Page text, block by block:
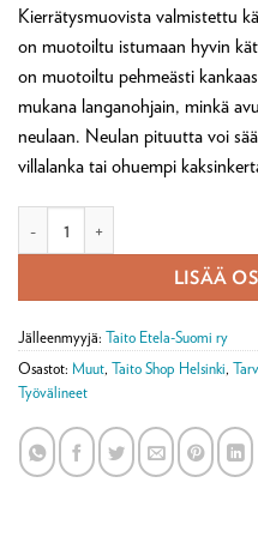
Kierrätysmuovista valmistettu
on muotoiltu istumaan hyvin
on muotoiltu pehmeästi
mukana langanohjain, minkä
neulaan. Neulan pituutta voi
villalanka tai ohuempi
LISÄÄ
Jälleenmyyjä: Taito Etela-Suomi ry
Osastot: Muut, Taito Shop Helsinki,
Työvälineet